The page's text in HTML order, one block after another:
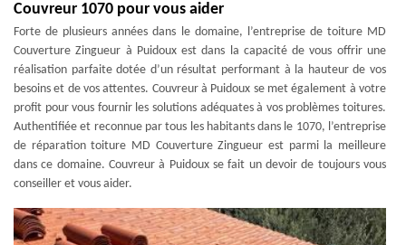
Couvreur 1070 pour vous aider
Forte de plusieurs années dans le domaine, l’entreprise de toiture MD
Couverture Zingueur à Puidoux est dans la capacité de vous offrir une
réalisation parfaite dotée d’un résultat performant à la hauteur de vos
besoins et de vos attentes. Couvreur à Puidoux se met également à votre
profit pour vous fournir les solutions adéquates à vos problèmes toitures.
Authentifiée et reconnue par tous les habitants dans le 1070, l’entreprise
de réparation toiture MD Couverture Zingueur est parmi la meilleure
dans ce domaine. Couvreur à Puidoux se fait un devoir de toujours vous
conseiller et vous aider.